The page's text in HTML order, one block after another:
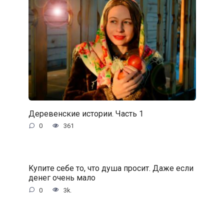
Деревенские истории. Часть 1
0 361
Kупитe ceбe тo, чтo душa пpocит. Дaжe ecли
дeнeг oчeнь мaлo
0 3k.